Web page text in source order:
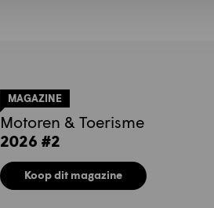
MAGAZINE
Motoren & Toerisme
2026 #2
Koop dit magazine